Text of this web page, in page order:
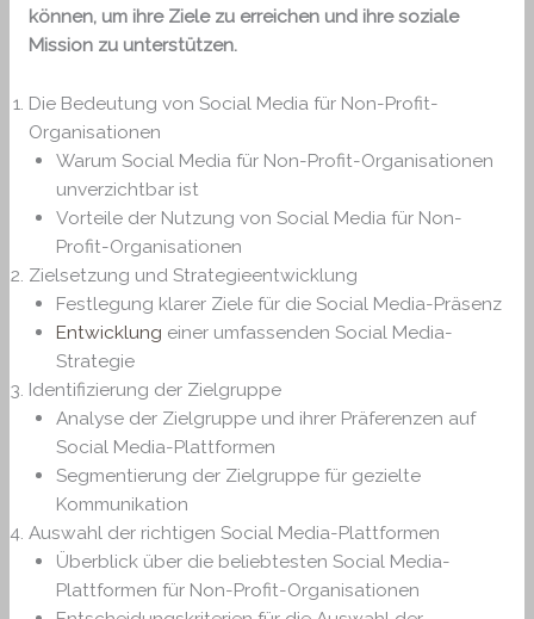
können, um ihre Ziele zu erreichen und ihre soziale
Mission zu unterstützen.
Die Bedeutung von Social Media für Non-Profit-
Organisationen
Warum Social Media für Non-Profit-Organisationen
unverzichtbar ist
Vorteile der Nutzung von Social Media für Non-
Profit-Organisationen
Zielsetzung und Strategieentwicklung
Festlegung klarer Ziele für die Social Media-Präsenz
Entwicklung einer umfassenden Social Media-
Strategie
Identifizierung der Zielgruppe
Analyse der Zielgruppe und ihrer Präferenzen auf
Social Media-Plattformen
Segmentierung der Zielgruppe für gezielte
Kommunikation
Auswahl der richtigen Social Media-Plattformen
Überblick über die beliebtesten Social Media-
Plattformen für Non-Profit-Organisationen